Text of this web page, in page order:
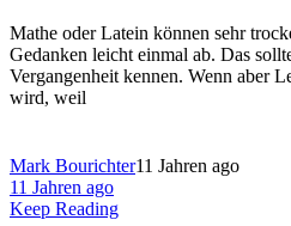
Mathe oder Latein können sehr
Gedanken leicht einmal ab. Das
Vergangenheit kennen. Wenn aber
wird, weil
Mark Bourichter11 Jahren ago
11 Jahren ago
Keep Reading